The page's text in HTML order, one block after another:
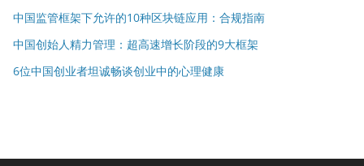
中国监管框架下允许的10种区块链应用：合规指南
中国创始人精力管理：超高速增长阶段的9大框架
6位中国创业者坦诚畅谈创业中的心理健康